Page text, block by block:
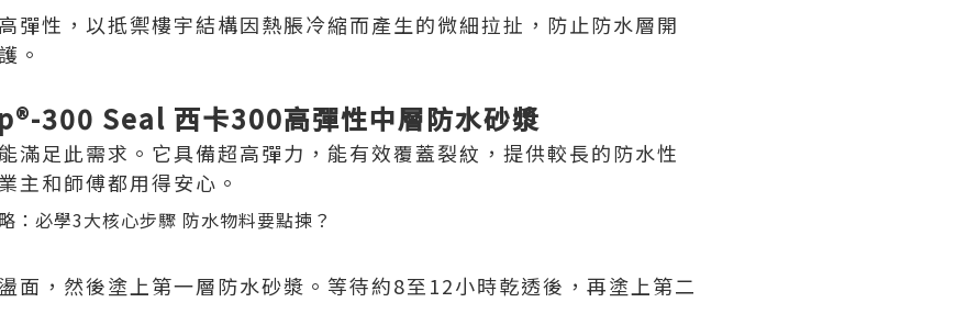
彈性，以抵禦樓宇結構因熱脹冷縮而產生的微細拉扯，防止防水層開
。
300 Seal 西卡300高彈性中層防水砂漿
滿足此需求。它具備超高彈力，能有效覆蓋裂紋，提供較長的防水性
主和師傅都用得安心。
面，然後塗上第一層防水砂漿。等待約8至12小時乾透後，再塗上第二